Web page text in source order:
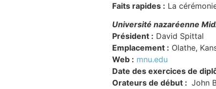
Faits rapides : La
Université nazaréenne
Président : David Spittal
Emplacement : Olathe,
Web : mnu.edu
Date des exercices de
Orateurs de début : John